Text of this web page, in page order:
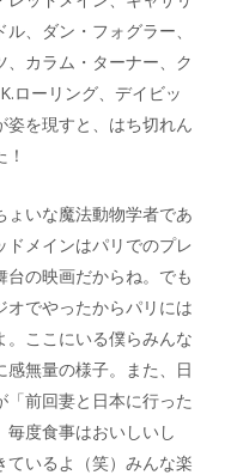
、ダン・フォグラー、
カラム・ターナー、ク
ローリング、デイビッ
姿を現すと、はち切れん
いな魔法動物学者であ
メインはパリでのプレ
台の映画だからね。でも
でやったからパリには
ここにいる僕らみんな
無量の様子。また、日
前回妻と日本に行った
度食事はおいしいし
ているよ（笑）みんな楽